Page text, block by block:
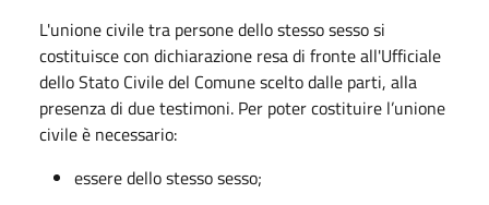
L'unione civile tra persone dello stesso sesso si
costituisce con dichiarazione resa di fronte all'Ufficiale
dello Stato Civile del Comune scelto dalle parti, alla
presenza di due testimoni. Per poter costituire l’unione
civile è necessario:
essere dello stesso sesso;